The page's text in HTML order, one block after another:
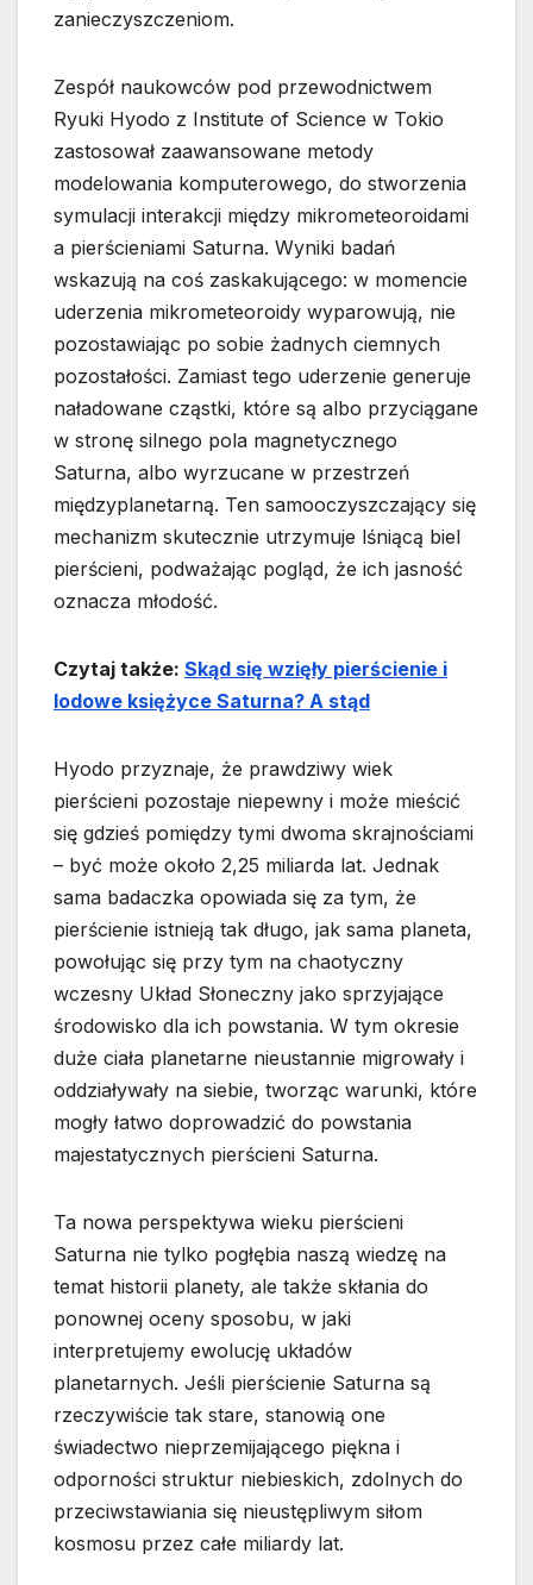
zanieczyszczeniom.
Zespół naukowców pod przewodnictwem
Ryuki Hyodo z Institute of Science w Tokio
zastosował zaawansowane metody
modelowania komputerowego, do stworzenia
symulacji interakcji między mikrometeoroidami
a pierścieniami Saturna. Wyniki badań
wskazują na coś zaskakującego: w momencie
uderzenia mikrometeoroidy wyparowują, nie
pozostawiając po sobie żadnych ciemnych
pozostałości. Zamiast tego uderzenie generuje
naładowane cząstki, które są albo przyciągane
w stronę silnego pola magnetycznego
Saturna, albo wyrzucane w przestrzeń
międzyplanetarną. Ten samooczyszczający się
mechanizm skutecznie utrzymuje lśniącą biel
pierścieni, podważając pogląd, że ich jasność
oznacza młodość.
Czytaj także: Skąd się wzięły pierścienie i
lodowe księżyce Saturna? A stąd
Hyodo przyznaje, że prawdziwy wiek
pierścieni pozostaje niepewny i może mieścić
się gdzieś pomiędzy tymi dwoma skrajnościami
– być może około 2,25 miliarda lat. Jednak
sama badaczka opowiada się za tym, że
pierścienie istnieją tak długo, jak sama planeta,
powołując się przy tym na chaotyczny
wczesny Układ Słoneczny jako sprzyjające
środowisko dla ich powstania. W tym okresie
duże ciała planetarne nieustannie migrowały i
oddziaływały na siebie, tworząc warunki, które
mogły łatwo doprowadzić do powstania
majestatycznych pierścieni Saturna.
Ta nowa perspektywa wieku pierścieni
Saturna nie tylko pogłębia naszą wiedzę na
temat historii planety, ale także skłania do
ponownej oceny sposobu, w jaki
interpretujemy ewolucję układów
planetarnych. Jeśli pierścienie Saturna są
rzeczywiście tak stare, stanowią one
świadectwo nieprzemijającego piękna i
odporności struktur niebieskich, zdolnych do
przeciwstawiania się nieustępliwym siłom
kosmosu przez całe miliardy lat.